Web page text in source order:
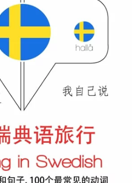
糕 養生保健 民生用品
運動休閒 親子玩具
化妝保養 情趣用品
書